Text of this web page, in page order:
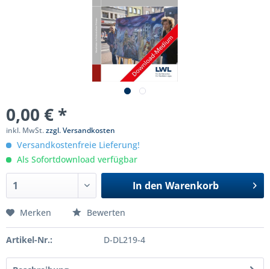
0,00 € *
inkl. MwSt.zzgl. Versandkosten
Versandkostenfreie Lieferung!
Als Sofortdownload verfügbar
In den Warenkorb
Merken Bewerten
Artikel-Nr.: D-DL219-4